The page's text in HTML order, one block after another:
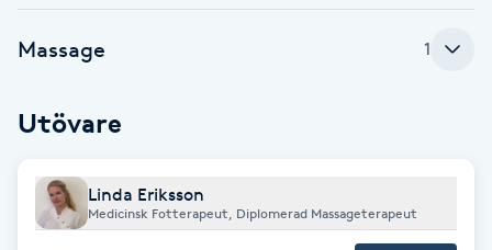
Brynfärgning
Bröllopsuppsättning
Celluliter
Massage 1
Utövare
Linda Eriksson
Medicinsk Fotterapeut, Diplomerad Massageterapeut